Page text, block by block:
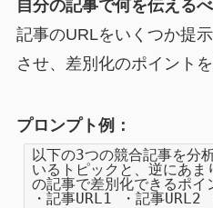
自分の記事で何を伝える
記事のURLをいくつか提
させ、差別化のポイントを
プロンプト例：
以下の3つの競合記事を分
いるトピックと、逆にあま
の記事で差別化できるポイ
・記事URL1 ・記事URL2